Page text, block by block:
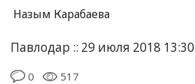
Назым Карабаева
Павлодар :: 29 июля 2018 13:30
0
517